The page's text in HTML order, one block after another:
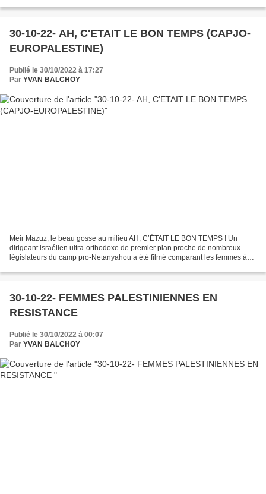
30-10-22- AH, C'ETAIT LE BON TEMPS (CAPJO-
EUROPALESTINE)
Publié le 30/10/2022 à 17:27
Par YVAN BALCHOY
Meir Mazuz, le beau gosse au milieu AH, C’ÉTAIT LE BON TEMPS ! Un
dirigeant israélien ultra-orthodoxe de premier plan proche de nombreux
législateurs du camp pro-Netanyahou a été filmé comparant les femmes à
30-10-22- FEMMES PALESTINIENNES EN
RESISTANCE
Publié le 30/10/2022 à 00:07
Par YVAN BALCHOY